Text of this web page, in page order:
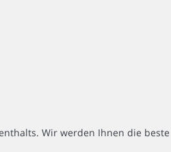
Wir werden Ihnen die